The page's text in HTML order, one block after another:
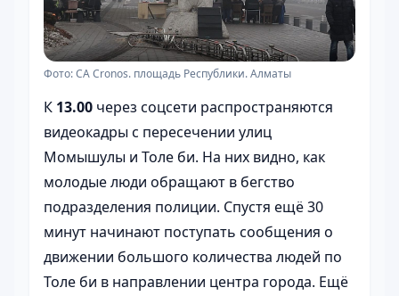
Фото: CA Cronos. площадь Республики. Алматы
К 13.00 через соцсети распространяются
видеокадры с пересечении улиц
Момышулы и Толе би. На них видно, как
молодые люди обращают в бегство
подразделения полиции. Спустя ещё 30
минут начинают поступать сообщения о
движении большого количества людей по
Толе би в направлении центра города. Ещё